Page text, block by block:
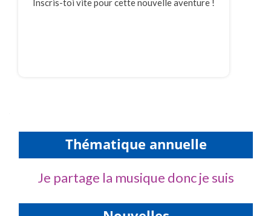
Inscris-toi vite pour cette nouvelle aventure !
Thématique annuelle
Je partage la musique donc je suis